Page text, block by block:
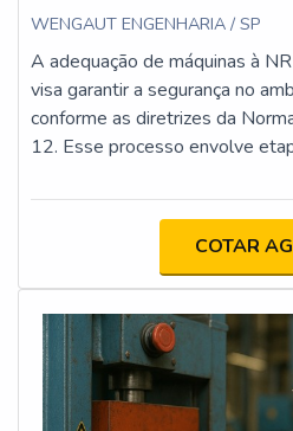
WENGAUT ENGENHARIA / SP
A adequação de máquinas à
visa garantir a segurança no
conforme as diretrizes da
12. Esse processo envolve
segurança, atualização da
riscos de acidentes e assegurar
estejam em conformidade com
técnicos.
COTAR